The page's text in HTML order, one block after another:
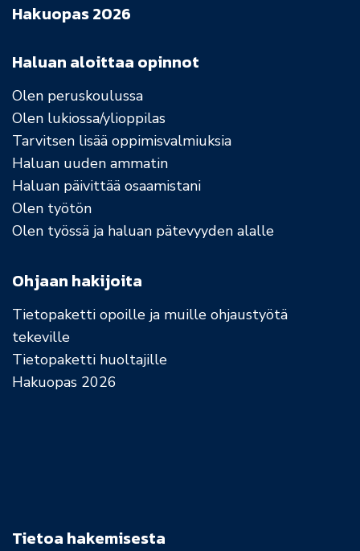
Haluan aloittaa opinnot
Olen peruskoulussa
Olen lukiossa/ylioppilas
Tarvitsen lisää oppimisvalmiuksia
Haluan uuden ammatin
Haluan päivittää osaamistani
Olen työtön
Olen työssä ja haluan pätevyyden alalle
Ohjaan hakijoita
Tietopaketti opoille ja muille ohjaustyötä
tekeville
Tietopaketti huoltajille
Hakuopas 2026
Tietoa hakemisesta
Hakuopas 2026